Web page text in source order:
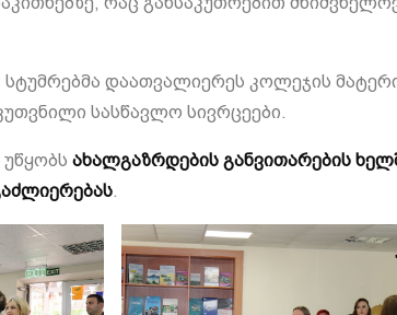
დაათვალიერეს კოლეჯის
სასწავლო სივრცეები.
ახალგაზრდების განვითარების
.